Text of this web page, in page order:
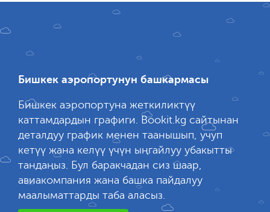
Бишкек аэропортунун башкармасы
Бишкек аэропортуна жеткиликтүү
каттамдардын графиги. Bookit.kg сайтынан
деталдуу график менен таанышып, учуп
кетүү жана келүү үчүн ыңгайлуу убакытты
тандаңыз. Бул баракчадан сиз шаар,
авиакомпания жана башка пайдалуу
маалыматтарды таба аласыз.